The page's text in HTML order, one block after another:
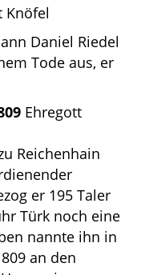
Knöfel
Daniel Riedel
Tode aus, er
Ehregott
Reichenhain
er 195 Taler
Türk noch eine
nannte ihn in
an den